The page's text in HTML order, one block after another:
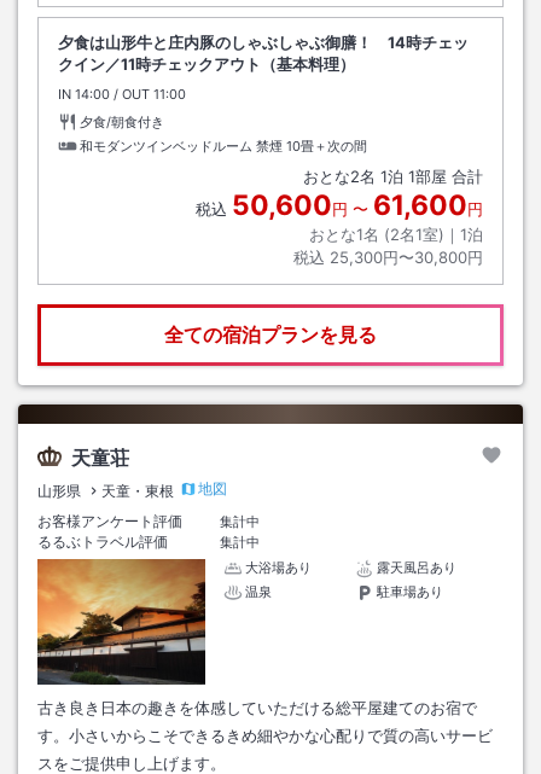
夕食は山形牛と庄内豚のしゃぶしゃぶ御膳！ 14時チェッ
クイン／11時チェックアウト（基本料理）
IN チェックイン
14:00 / OUT チェックアウト
11:00
夕食/朝食付き
和モダンツインベッドルーム 禁煙 10畳＋次の間
おとな2名 1泊 1部屋 合計
税込 50,600円 〜 61,600円
おとな1名 (2名1室)｜ 1泊
税込 25,300円〜30,800円
全ての宿泊プランを見る
天童荘
山形県 天童・東根
地図
お客様アンケート評価
集計中
るるぶトラベル評価
集計中
大浴場あり
露天風呂あり
温泉
駐車場あり
古き良き日本の趣きを体感していただける総平屋建てのお宿で
す。小さいからこそできるきめ細やかな心配りで質の高いサービ
スをご提供申し上げます。